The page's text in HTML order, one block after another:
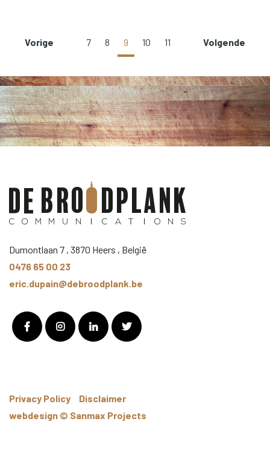
Vorige 7 8 9 10 11 Volgende
Dumontlaan 7 , 3870 Heers , België
0476 65 00 23
eric.dupain@debroodplank.be
FacebookInstagramLinkedInTwitter
Privacy Policy
Disclaimer
webdesign © Sanmax Projects